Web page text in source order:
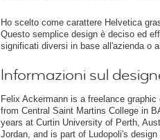
Ho scelto come carattere Helvetica
Questo semplice design è deciso ed
significati diversi in base all'azienda o
Informazioni sul
Felix Ackermann is a freelance
from Central Saint Martins College in
years at Curtin University of Perth,
Jordan, and is part of Ludopoli's